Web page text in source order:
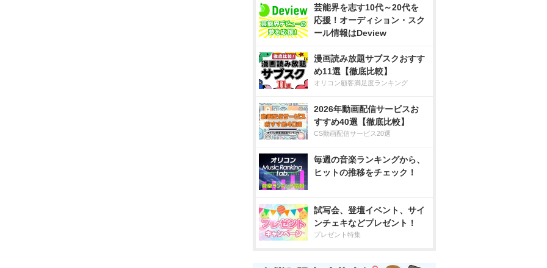
芸能界を志す10代～20代を
応援！オーディション・スク
ール情報はDeview
漫画読み放題サブスクおすす
め11選【徹底比較】
オリコン顧客満足度ランキング
2026年動画配信サービスお
すすめ40選【徹底比較】
CS動画配信サービス20選
毎週の音楽ランキングから、
ヒットの推移をチェック！
試写会、登壇イベント、サイ
ンチェキなどプレゼント！
プレゼント特集